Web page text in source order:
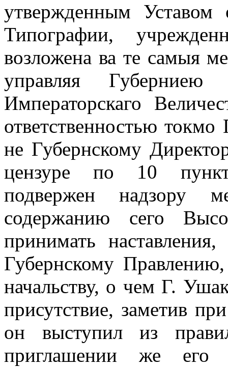
утвержденным Уставом
Типографии,
возложена ва те самыя
управляя
Императорскаго
ответственностью
не Губернскому
цензуре по 10
подвержен надзору
содержанию сего
принимать
Губернскому
начальству, о чем Г.
присутствие, заметив
он выступил из
приглашении же его